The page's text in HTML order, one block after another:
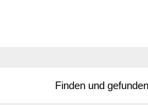
Finden und